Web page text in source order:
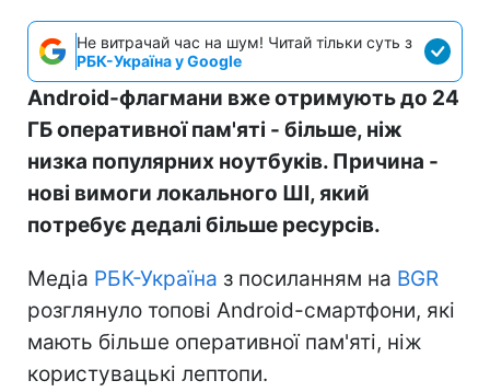
Не витрачай час на шум! Читай тільки суть з
РБК-Україна у Google
Android-флагмани вже отримують до 24
ГБ оперативної пам'яті - більше, ніж
низка популярних ноутбуків. Причина -
нові вимоги локального ШІ, який
потребує дедалі більше ресурсів.
Медіа РБК-Україна з посиланням на BGR
розглянуло топові Android-смартфони, які
мають більше оперативної пам'яті, ніж
користувацькі лептопи.